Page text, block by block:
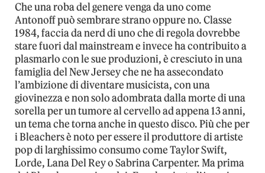
Che una roba del genere venga da uno come
Antonoff può sembrare strano oppure no. Classe
1984, faccia da nerd di uno che di regola dovrebbe
stare fuori dal mainstream e invece ha contribuito a
plasmarlo con le sue produzioni, è cresciuto in una
famiglia del New Jersey che ne ha assecondato
l’ambizione di diventare musicista, con una
giovinezza e non solo adombrata dalla morte di una
sorella per un tumore al cervello ad appena 13 anni,
un tema che torna anche in questo disco. Più che per
i Bleachers è noto per essere il produttore di artiste
pop di larghissimo consumo come Taylor Swift,
Lorde, Lana Del Rey o Sabrina Carpenter. Ma prima